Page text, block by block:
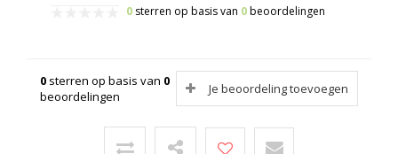
0 sterren op basis van 0beoordelingen
0 sterren op basis van 0
beoordelingen
Je beoordeling toevoegen